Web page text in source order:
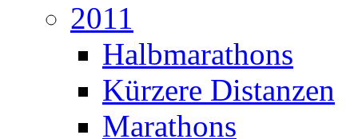
2011
Halbmarathons
Kürzere Distanzen
Marathons